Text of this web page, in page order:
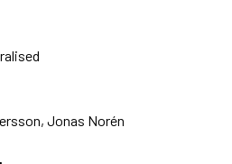
Jonas Norén